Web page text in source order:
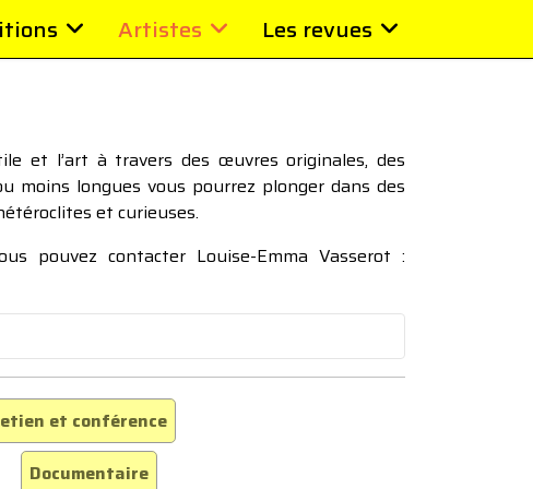
Artistes Les revues
et l’art à travers des œuvres originales, des
moins longues vous pourrez plonger dans des
et curieuses.
pouvez contacter Louise-Emma Vasserot :
et conférence
Documentaire